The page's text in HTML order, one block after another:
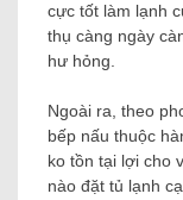
cực tốt làm lạnh
thụ càng ngày
hư hỏng.
Ngoài ra, theo
bếp nấu thuộc
ko tồn tại lợi cho
nào đặt tủ lạnh